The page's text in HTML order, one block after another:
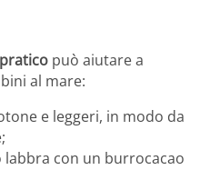
può aiutare a
al mare:
e leggeri, in modo da
con un burrocacao